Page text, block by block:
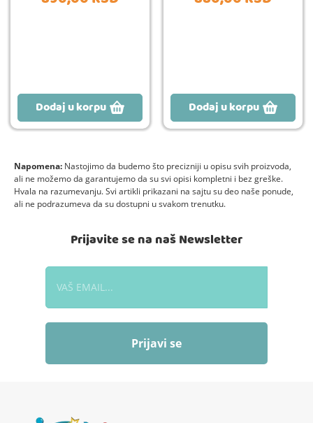
Dodaj u korpu Dodaj u korpu
Napomena: Nastojimo da budemo što precizniji u opisu svih proizvoda,
ali ne možemo da garantujemo da su svi opisi kompletni i bez greške.
Hvala na razumevanju. Svi artikli prikazani na sajtu su deo naše ponude,
ali ne podrazumeva da su dostupni u svakom trenutku.
Prijavite se na naš Newsletter
Prijavi se